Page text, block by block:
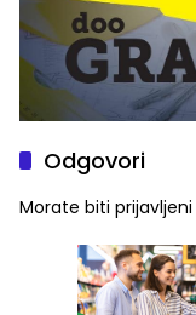
Odgovori
Morate biti prijavljeni